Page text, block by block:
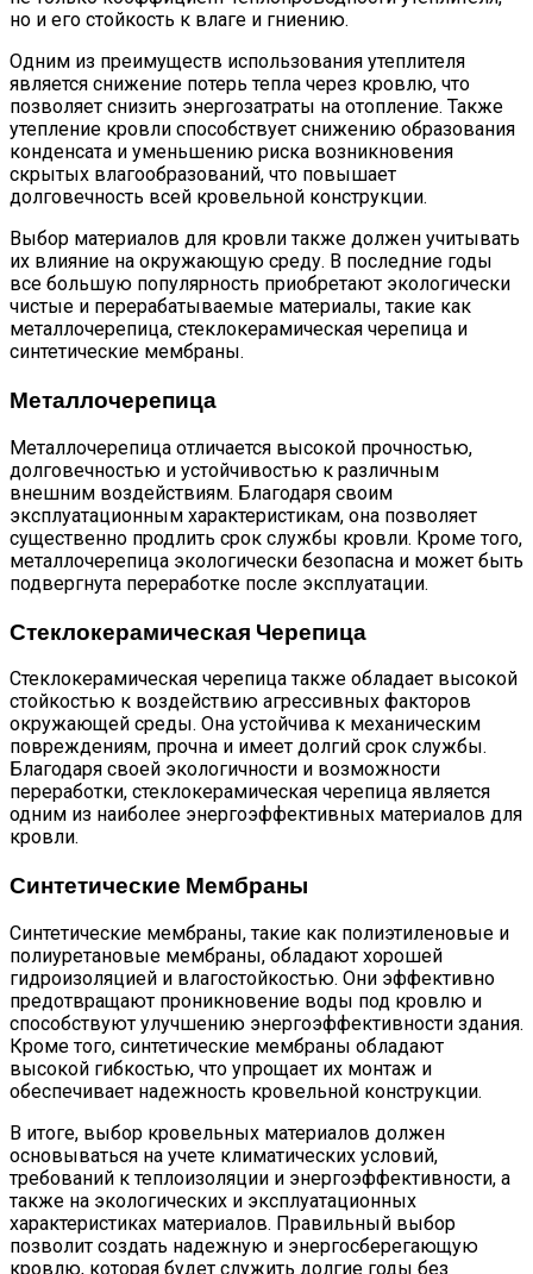
но и его стойкость к влаге и гниению.
Одним из преимуществ использования утеплителя
является снижение потерь тепла через кровлю, что
позволяет снизить энергозатраты на отопление. Также
утепление кровли способствует снижению образования
конденсата и уменьшению риска возникновения
скрытых влагообразований, что повышает
долговечность всей кровельной конструкции.
Выбор материалов для кровли также должен учитывать
их влияние на окружающую среду. В последние годы
все большую популярность приобретают экологически
чистые и перерабатываемые материалы, такие как
металлочерепица, стеклокерамическая черепица и
синтетические мембраны.
Металлочерепица
Металлочерепица отличается высокой прочностью,
долговечностью и устойчивостью к различным
внешним воздействиям. Благодаря своим
эксплуатационным характеристикам, она позволяет
существенно продлить срок службы кровли. Кроме того,
металлочерепица экологически безопасна и может быть
подвергнута переработке после эксплуатации.
Стеклокерамическая Черепица
Стеклокерамическая черепица также обладает высокой
стойкостью к воздействию агрессивных факторов
окружающей среды. Она устойчива к механическим
повреждениям, прочна и имеет долгий срок службы.
Благодаря своей экологичности и возможности
переработки, стеклокерамическая черепица является
одним из наиболее энергоэффективных материалов для
кровли.
Синтетические Мембраны
Синтетические мембраны, такие как полиэтиленовые и
полиуретановые мембраны, обладают хорошей
гидроизоляцией и влагостойкостью. Они эффективно
предотвращают проникновение воды под кровлю и
способствуют улучшению энергоэффективности здания.
Кроме того, синтетические мембраны обладают
высокой гибкостью, что упрощает их монтаж и
обеспечивает надежность кровельной конструкции.
В итоге, выбор кровельных материалов должен
основываться на учете климатических условий,
требований к теплоизоляции и энергоэффективности, а
также на экологических и эксплуатационных
характеристиках материалов. Правильный выбор
позволит создать надежную и энергосберегающую
кровлю, которая будет служить долгие годы без